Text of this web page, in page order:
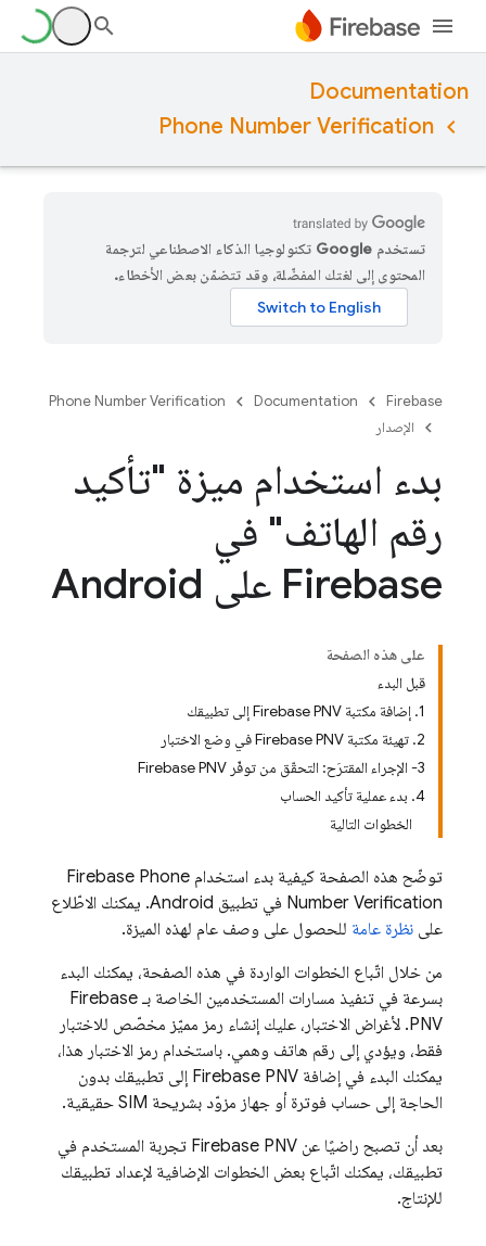
Documentation
Phone Number Verification
تستخدم Google تكنولوجيا الذكاء الاصطناعي لترجمة
المحتوى إلى لغتك المفضّلة، وقد تتضمّن بعض الأخطاء.
Firebase
Documentation
Phone Number Verification
الإصدار
بدء استخدام ميزة "تأكيد
رقم الهاتف" في
Firebase على Android
على هذه الصفحة
قبل البدء
1. إضافة مكتبة Firebase PNV إلى تطبيقك
2. تهيئة مكتبة Firebase PNV في وضع الاختبار
3- الإجراء المقترَح: التحقّق من توفّر Firebase PNV
4. بدء عملية تأكيد الحساب
الخطوات التالية
توضّح هذه الصفحة كيفية بدء استخدام Firebase Phone
Number Verification
في تطبيق Android. يمكنك الاطّلاع
على نظرة عامة للحصول على وصف عام لهذه الميزة.
من خلال اتّباع الخطوات الواردة في هذه الصفحة، يمكنك البدء
بسرعة في تنفيذ مسارات المستخدمين الخاصة بـ Firebase
PNV. لأغراض الاختبار، عليك إنشاء رمز مميّز مخصّص للاختبار
فقط، ويؤدي إلى رقم هاتف وهمي. باستخدام رمز الاختبار هذا،
يمكنك البدء في إضافة Firebase PNV إلى تطبيقك بدون
الحاجة إلى حساب فوترة أو جهاز مزوّد بشريحة SIM حقيقية.
بعد أن تصبح راضيًا عن Firebase PNV تجربة المستخدم في
تطبيقك، يمكنك اتّباع بعض الخطوات الإضافية لإعداد تطبيقك
للإنتاج.